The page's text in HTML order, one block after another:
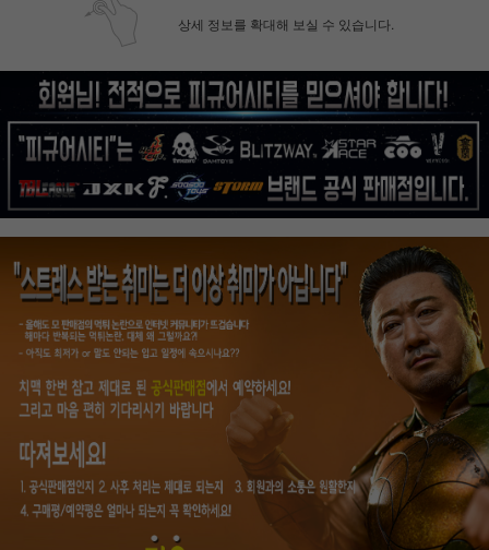
상세 정보를 확대해 보실 수 있습니다.